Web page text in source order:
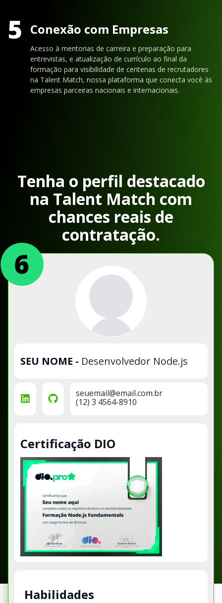
5 Conexão com Empresas
Acesso à mentorias de carreira e preparação para
entrevistas, e atualização de currículo ao final da
formação para visibilidade de centenas de recrutadores
na Talent Match, nossa plataforma que conecta você às
empresas parceiras nacionais e internacionais.
Tenha o perfil destacado
na Talent Match com
chances reais de
contratação.
SEU NOME - Desenvolvedor Node.js
seuemail@email.com.br
(12) 3 4564-8910
Certificação DIO
Habilidades